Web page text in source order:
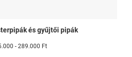
és gyűjtői pipák
- 289.000 Ft